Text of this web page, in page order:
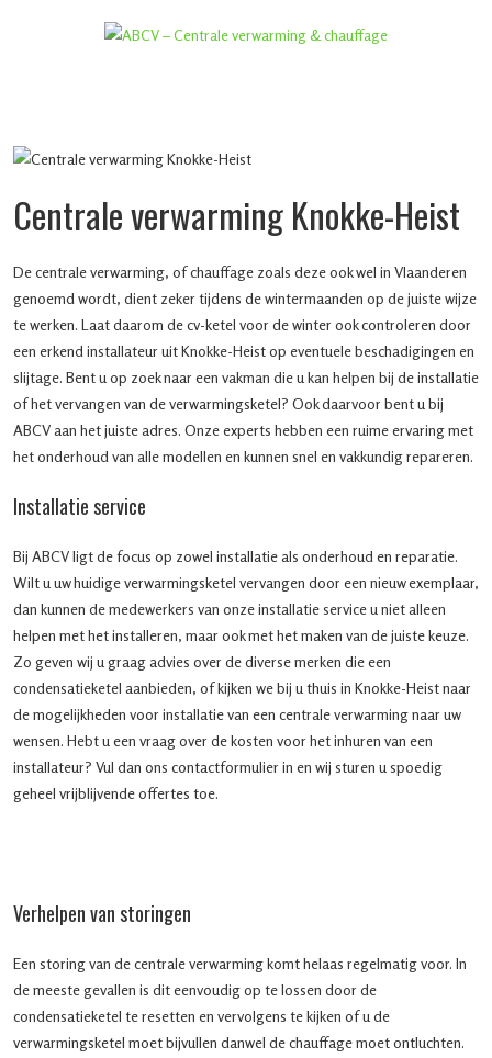
Centrale verwarming Knokke-Heist
De centrale verwarming, of chauffage zoals deze ook wel in Vlaanderen
genoemd wordt, dient zeker tijdens de wintermaanden op de juiste wijze
te werken. Laat daarom de cv-ketel voor de winter ook controleren door
een erkend installateur uit Knokke-Heist op eventuele beschadigingen en
slijtage. Bent u op zoek naar een vakman die u kan helpen bij de installatie
of het vervangen van de verwarmingsketel? Ook daarvoor bent u bij
ABCV aan het juiste adres. Onze experts hebben een ruime ervaring met
het onderhoud van alle modellen en kunnen snel en vakkundig repareren.
Installatie service
Bij ABCV ligt de focus op zowel installatie als onderhoud en reparatie.
Wilt u uw huidige verwarmingsketel vervangen door een nieuw exemplaar,
dan kunnen de medewerkers van onze installatie service u niet alleen
helpen met het installeren, maar ook met het maken van de juiste keuze.
Zo geven wij u graag advies over de diverse merken die een
condensatieketel aanbieden, of kijken we bij u thuis in Knokke-Heist naar
de mogelijkheden voor installatie van een centrale verwarming naar uw
wensen. Hebt u een vraag over de kosten voor het inhuren van een
installateur? Vul dan ons contactformulier in en wij sturen u spoedig
geheel vrijblijvende offertes toe.
Verhelpen van storingen
Een storing van de centrale verwarming komt helaas regelmatig voor. In
de meeste gevallen is dit eenvoudig op te lossen door de
condensatieketel te resetten en vervolgens te kijken of u de
verwarmingsketel moet bijvullen danwel de chauffage moet ontluchten.